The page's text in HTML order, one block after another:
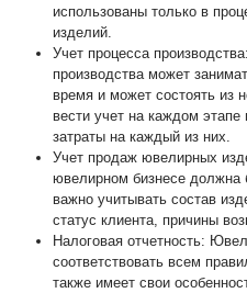
использованы только в
изделий.
Учет процесса
производства может
время и может состоять из
вести учет на каждом этапе
затраты на каждый из них.
Учет продаж ювелирных
ювелирном бизнесе должна
важно учитывать состав
статус клиента, причины
Налоговая отчетность:
соответствовать всем
также имеет свои